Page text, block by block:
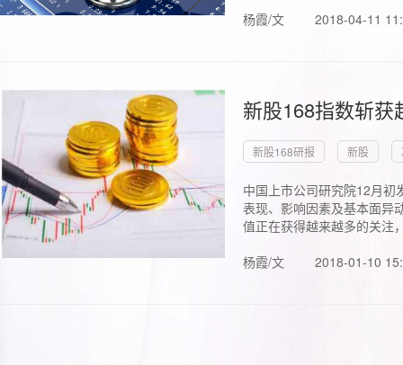
杨霞/文 2018-04-11
新股168指数斩
新股168研报 新股
中国上市公司研究院12月初
表现、影响因素及基本面异
值正在获得越来越多的关注
杨霞/文
2018-01-10